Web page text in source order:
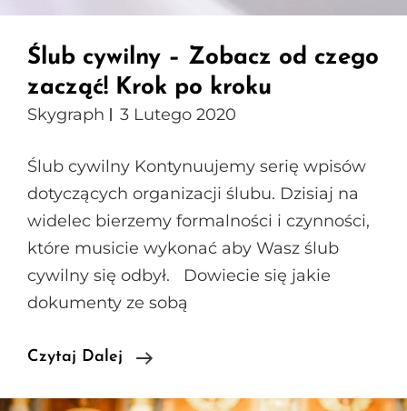
Ślub cywilny – Zobacz od czego
zacząć! Krok po kroku
Skygraph 3 Lutego 2020
Ślub cywilny Kontynuujemy serię wpisów
dotyczących organizacji ślubu. Dzisiaj na
widelec bierzemy formalności i czynności,
które musicie wykonać aby Wasz ślub
cywilny się odbył. Dowiecie się jakie
dokumenty ze sobą
Czytaj Dalej
Ślub